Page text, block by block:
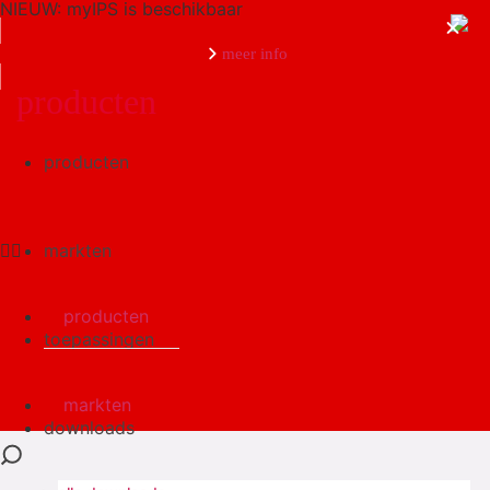
NIEUW: myIPS is beschikbaar
meer info
producten
markten
toepassingen
downloads
producten
markten
producten